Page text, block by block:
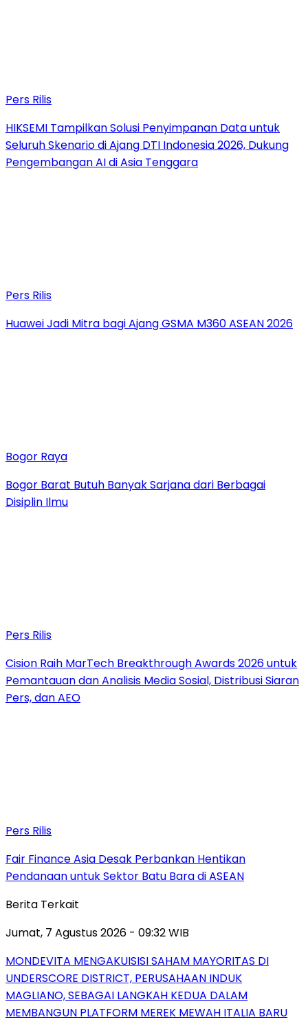
Pers Rilis
HIKSEMI Tampilkan Solusi Penyimpanan Data untuk
Seluruh Skenario di Ajang DTI Indonesia 2026, Dukung
Pengembangan AI di Asia Tenggara
Pers Rilis
Huawei Jadi Mitra bagi Ajang GSMA M360 ASEAN 2026
Bogor Raya
Bogor Barat Butuh Banyak Sarjana dari Berbagai
Disiplin Ilmu
Pers Rilis
Cision Raih MarTech Breakthrough Awards 2026 untuk
Pemantauan dan Analisis Media Sosial, Distribusi Siaran
Pers, dan AEO
Pers Rilis
Fair Finance Asia Desak Perbankan Hentikan
Pendanaan untuk Sektor Batu Bara di ASEAN
Berita Terkait
Jumat, 7 Agustus 2026 - 09:32 WIB
MONDEVITA MENGAKUISISI SAHAM MAYORITAS DI
UNDERSCORE DISTRICT, PERUSAHAAN INDUK
MAGLIANO, SEBAGAI LANGKAH KEDUA DALAM
MEMBANGUN PLATFORM MEREK MEWAH ITALIA BARU